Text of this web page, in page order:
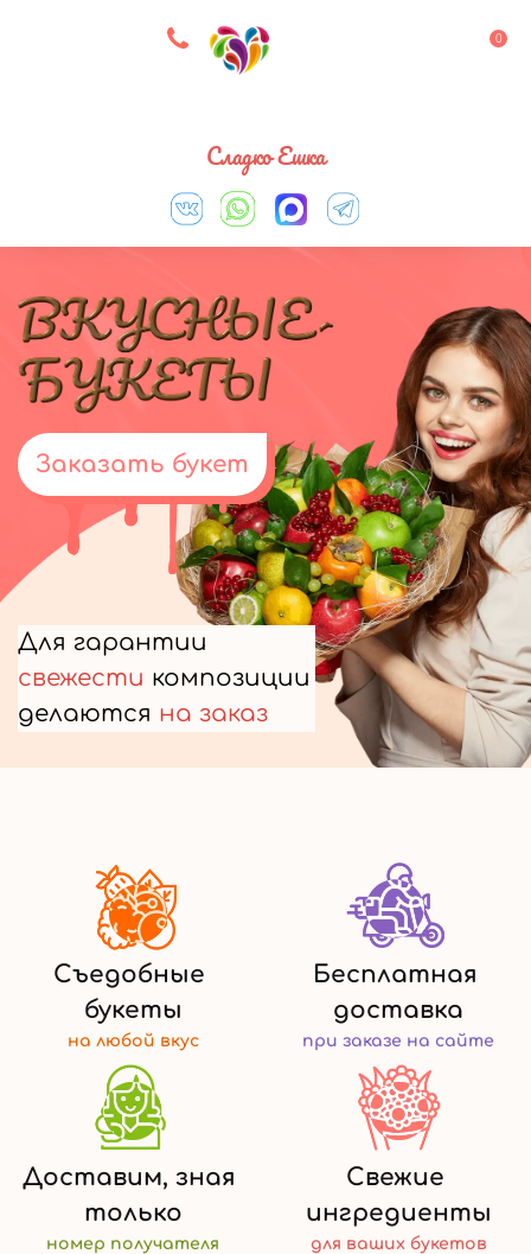
8 927 083 33 05 0
Сладко Ешка
Заказать букет
Для гарантии
свежести композиции
делаются на заказ
Съедобные
букеты
на любой вкус
Бесплатная
доставка
при заказе на сайте
Доставим, зная
только
номер получателя
Свежие
ингредиенты
для ваших букетов